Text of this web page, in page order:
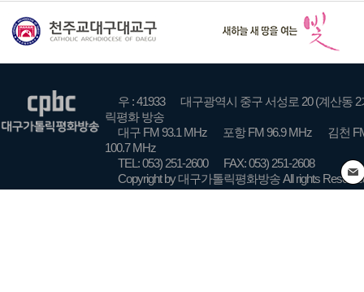
우 : 41933
대구광역시 중구 서성로 20 (계산동 2
릭평화 방송
대구 FM 93.1 MHz
포항 FM 96.9 MHz
김천
100.7 MHz
TEL: 053) 251-2600
FAX: 053) 251-2608
Copyright by 대구가톨릭평화방송 All rights